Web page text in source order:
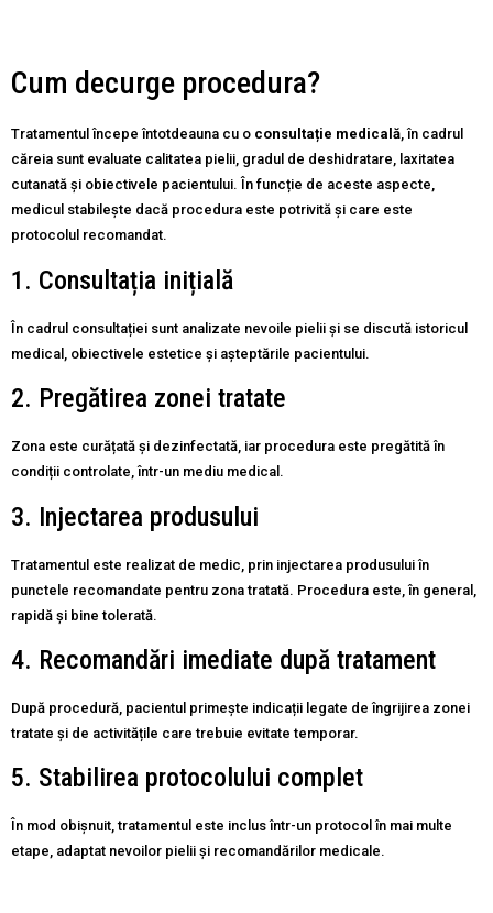
Cum decurge procedura?
Tratamentul începe întotdeauna cu o consultație medicală, în cadrul
căreia sunt evaluate calitatea pielii, gradul de deshidratare, laxitatea
cutanată și obiectivele pacientului. În funcție de aceste aspecte,
medicul stabilește dacă procedura este potrivită și care este
protocolul recomandat.
1. Consultația inițială
În cadrul consultației sunt analizate nevoile pielii și se discută istoricul
medical, obiectivele estetice și așteptările pacientului.
2. Pregătirea zonei tratate
Zona este curățată și dezinfectată, iar procedura este pregătită în
condiții controlate, într-un mediu medical.
3. Injectarea produsului
Tratamentul este realizat de medic, prin injectarea produsului în
punctele recomandate pentru zona tratată. Procedura este, în general,
rapidă și bine tolerată.
4. Recomandări imediate după tratament
După procedură, pacientul primește indicații legate de îngrijirea zonei
tratate și de activitățile care trebuie evitate temporar.
5. Stabilirea protocolului complet
În mod obișnuit, tratamentul este inclus într-un protocol în mai multe
etape, adaptat nevoilor pielii și recomandărilor medicale.